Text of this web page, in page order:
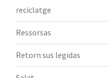
reciclatge
Ressorsas
Retorn sus legidas